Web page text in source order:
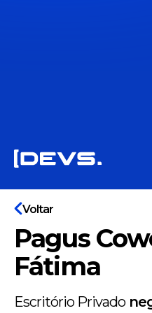
Voltar
Pagus
Fátima
Escritório Privado